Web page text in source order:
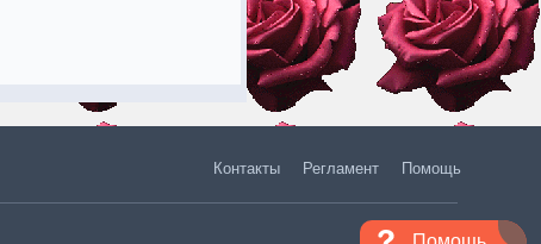
Контакты Регламент Помощь